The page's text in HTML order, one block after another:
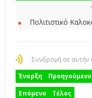
Πολιτιστικό
Συνδρομή σε αυτήν
Έναρξη
Προηγούμενο
Επόμενο
Τέλος